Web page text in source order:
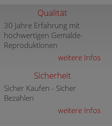
Qualität
30 Jahre Erfahrung mit
hochwertigen Gemälde-
Reproduktionen
weitere Infos
Sicherheit
Sicher Kaufen - Sicher
Bezahlen
weitere Infos